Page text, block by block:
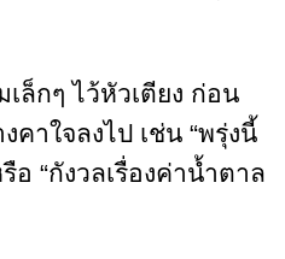
เล็กๆ ไว้หัวเตียง ก่อน
าใจลงไป เช่น “พรุ่งนี้
อ “กังวลเรื่องค่าน้ำตาล